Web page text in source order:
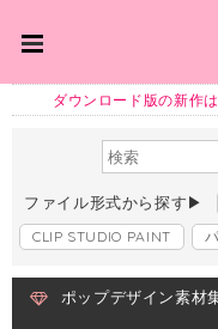
ダウンロード版の新作
ファイル形式から探す▶
CLIP STUDIO PAINT
ポップデザイン素材